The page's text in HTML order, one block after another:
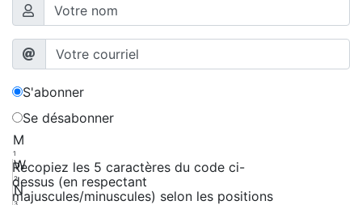
S'abonner
Se désabonner
M
1
W
2
N
Recopiez les 5 caractères du code ci-
dessus (en respectant
majuscules/minuscules) selon les positions